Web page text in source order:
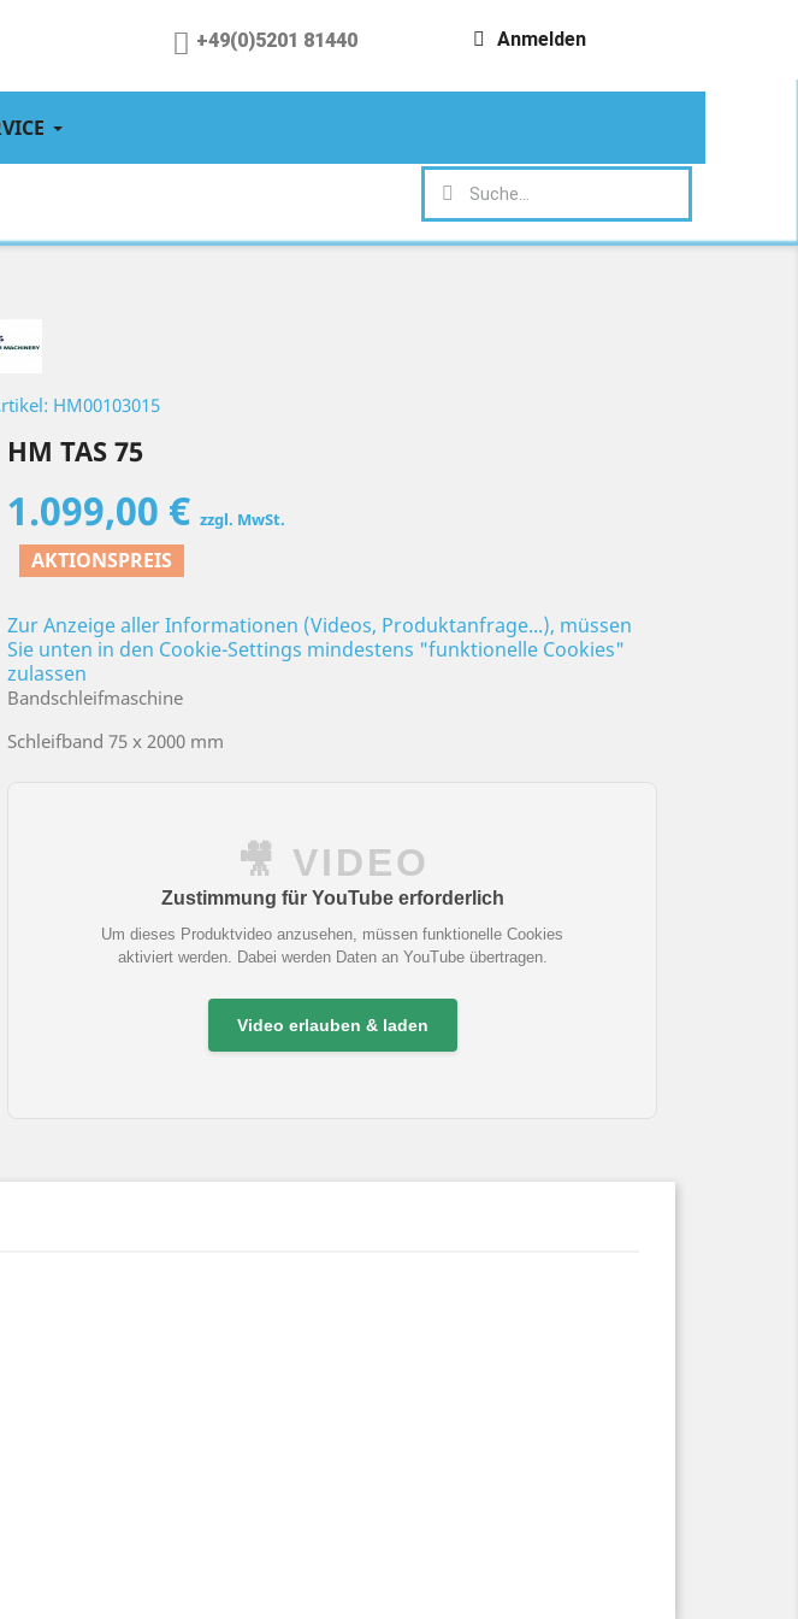
+49(0)5201 81440 Anmelden
HM00103015
HM TAS 75
1.099,00 € zzgl. MwSt.
AKTIONSPREIS
Zur Anzeige aller Informationen (Videos, Produktanfrage...), müssen
Sie unten in den Cookie-Settings mindestens "funktionelle Cookies"
zulassen
Bandschleifmaschine
Schleifband 75 x 2000 mm
🎥 VIDEO
Zustimmung für YouTube erforderlich
Um dieses Produktvideo anzusehen, müssen funktionelle Cookies
aktiviert werden. Dabei werden Daten an YouTube übertragen.
Video erlauben & laden